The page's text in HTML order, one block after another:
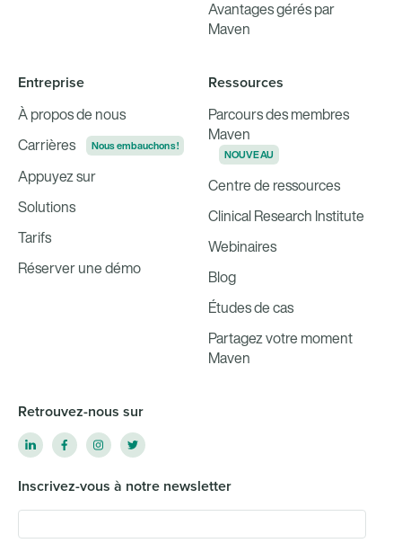
Avantages gérés par
Maven
Entreprise
À propos de nous
Carrières
Nous embauchons !
Appuyez sur
Solutions
Tarifs
Réserver une démo
Ressources
Parcours des membres
Maven
NOUVEAU
Centre de ressources
Clinical Research Institute
Webinaires
Blog
Études de cas
Partagez votre moment
Maven
Retrouvez-nous sur
Inscrivez-vous à notre newsletter